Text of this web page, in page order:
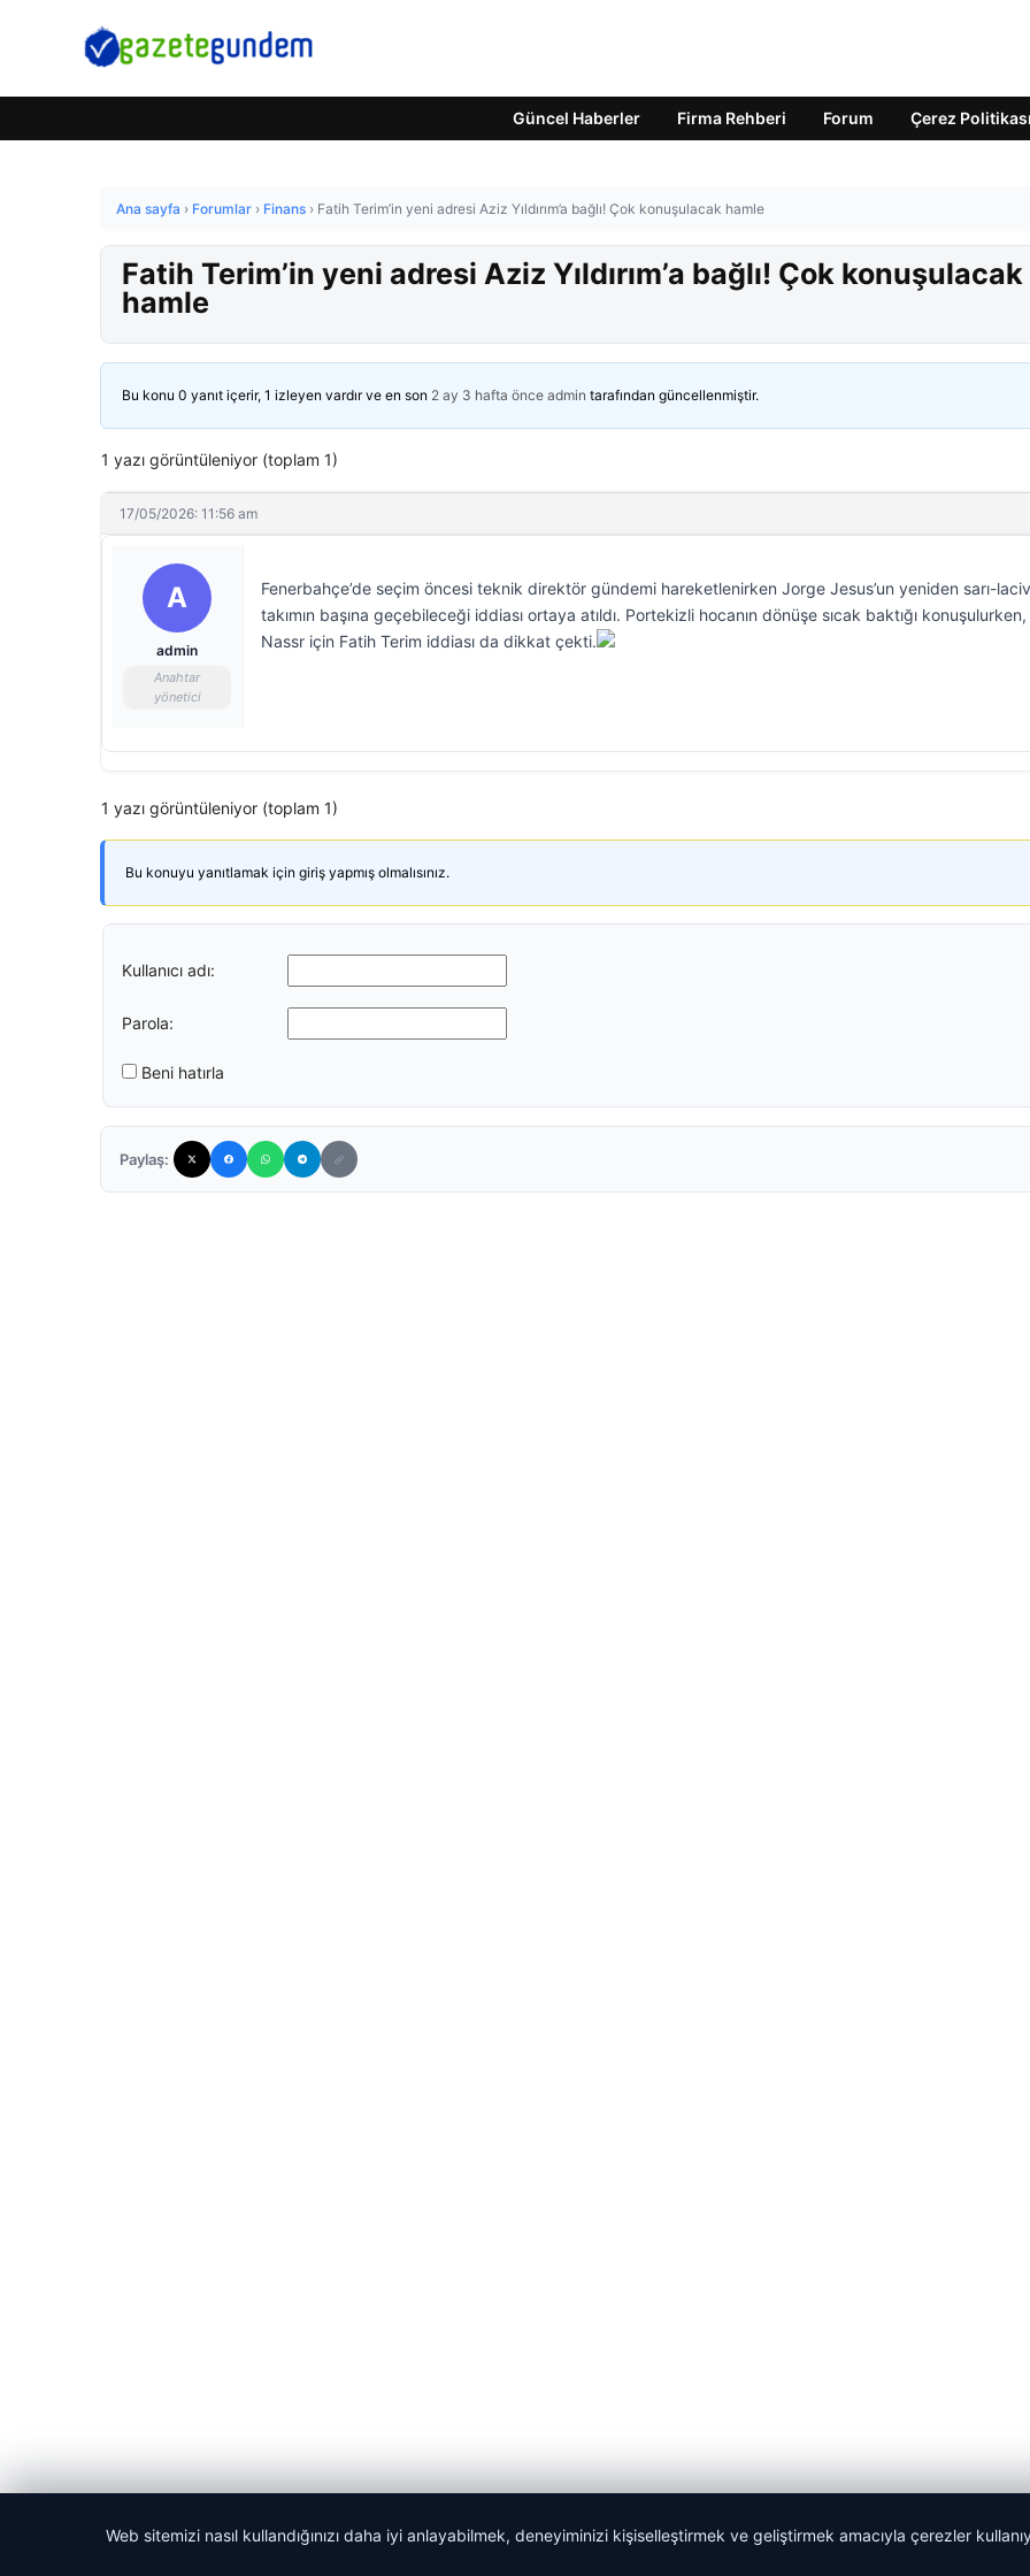
Güncel Haberler Firma Rehberi Forum Çerez Politikası
Ana sayfa › Forumlar › Finans › Fatih Terim’in yeni adresi Aziz Yıldırım’a bağlı! Çok konuşulacak hamle
Fatih Terim’in yeni adresi Aziz Yıldırım’a bağlı! Çok konuşulacak
hamle
Bu konu 0 yanıt içerir, 1 izleyen vardır ve en son 2 ay 3 hafta önce admin tarafından güncellenmiştir.
1 yazı görüntüleniyor (toplam 1)
17/05/2026: 11:56 am
A
admin
Anahtar
yönetici
Fenerbahçe’de seçim öncesi teknik direktör gündemi hareketlenirken Jorge Jesus’un yeniden sarı-
takımın başına geçebileceği iddiası ortaya atıldı. Portekizli hocanın dönüşe sıcak baktığı konuşulurken,
Nassr için Fatih Terim iddiası da dikkat çekti.
1 yazı görüntüleniyor (toplam 1)
Bu konuyu yanıtlamak için giriş yapmış olmalısınız.
Kullanıcı adı:
Parola:
Beni hatırla
Paylaş:
Web sitemizi nasıl kullandığınızı daha iyi anlayabilmek, deneyiminizi kişiselleştirmek ve geliştirmek amacıyla çerezler